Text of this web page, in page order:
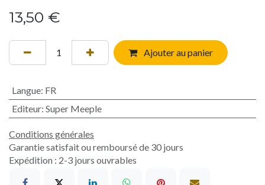
13,50 €
Ajouter au panier
Langue: FR
Editeur: Super Meeple
Conditions générales
Garantie satisfait ou remboursé de 30 jours
Expédition : 2-3 jours ouvrables